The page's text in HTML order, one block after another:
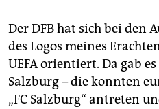
Der DFB hat sich bei den
des Logos meines
UEFA orientiert. Da gab
Salzburg – die konnten
„FC Salzburg“ antreten